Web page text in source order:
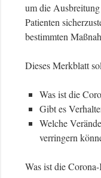
um die
Patienten
bestimmten
Dieses Merkblatt
Was ist die
Gibt es
Welche
verringern
Was ist die